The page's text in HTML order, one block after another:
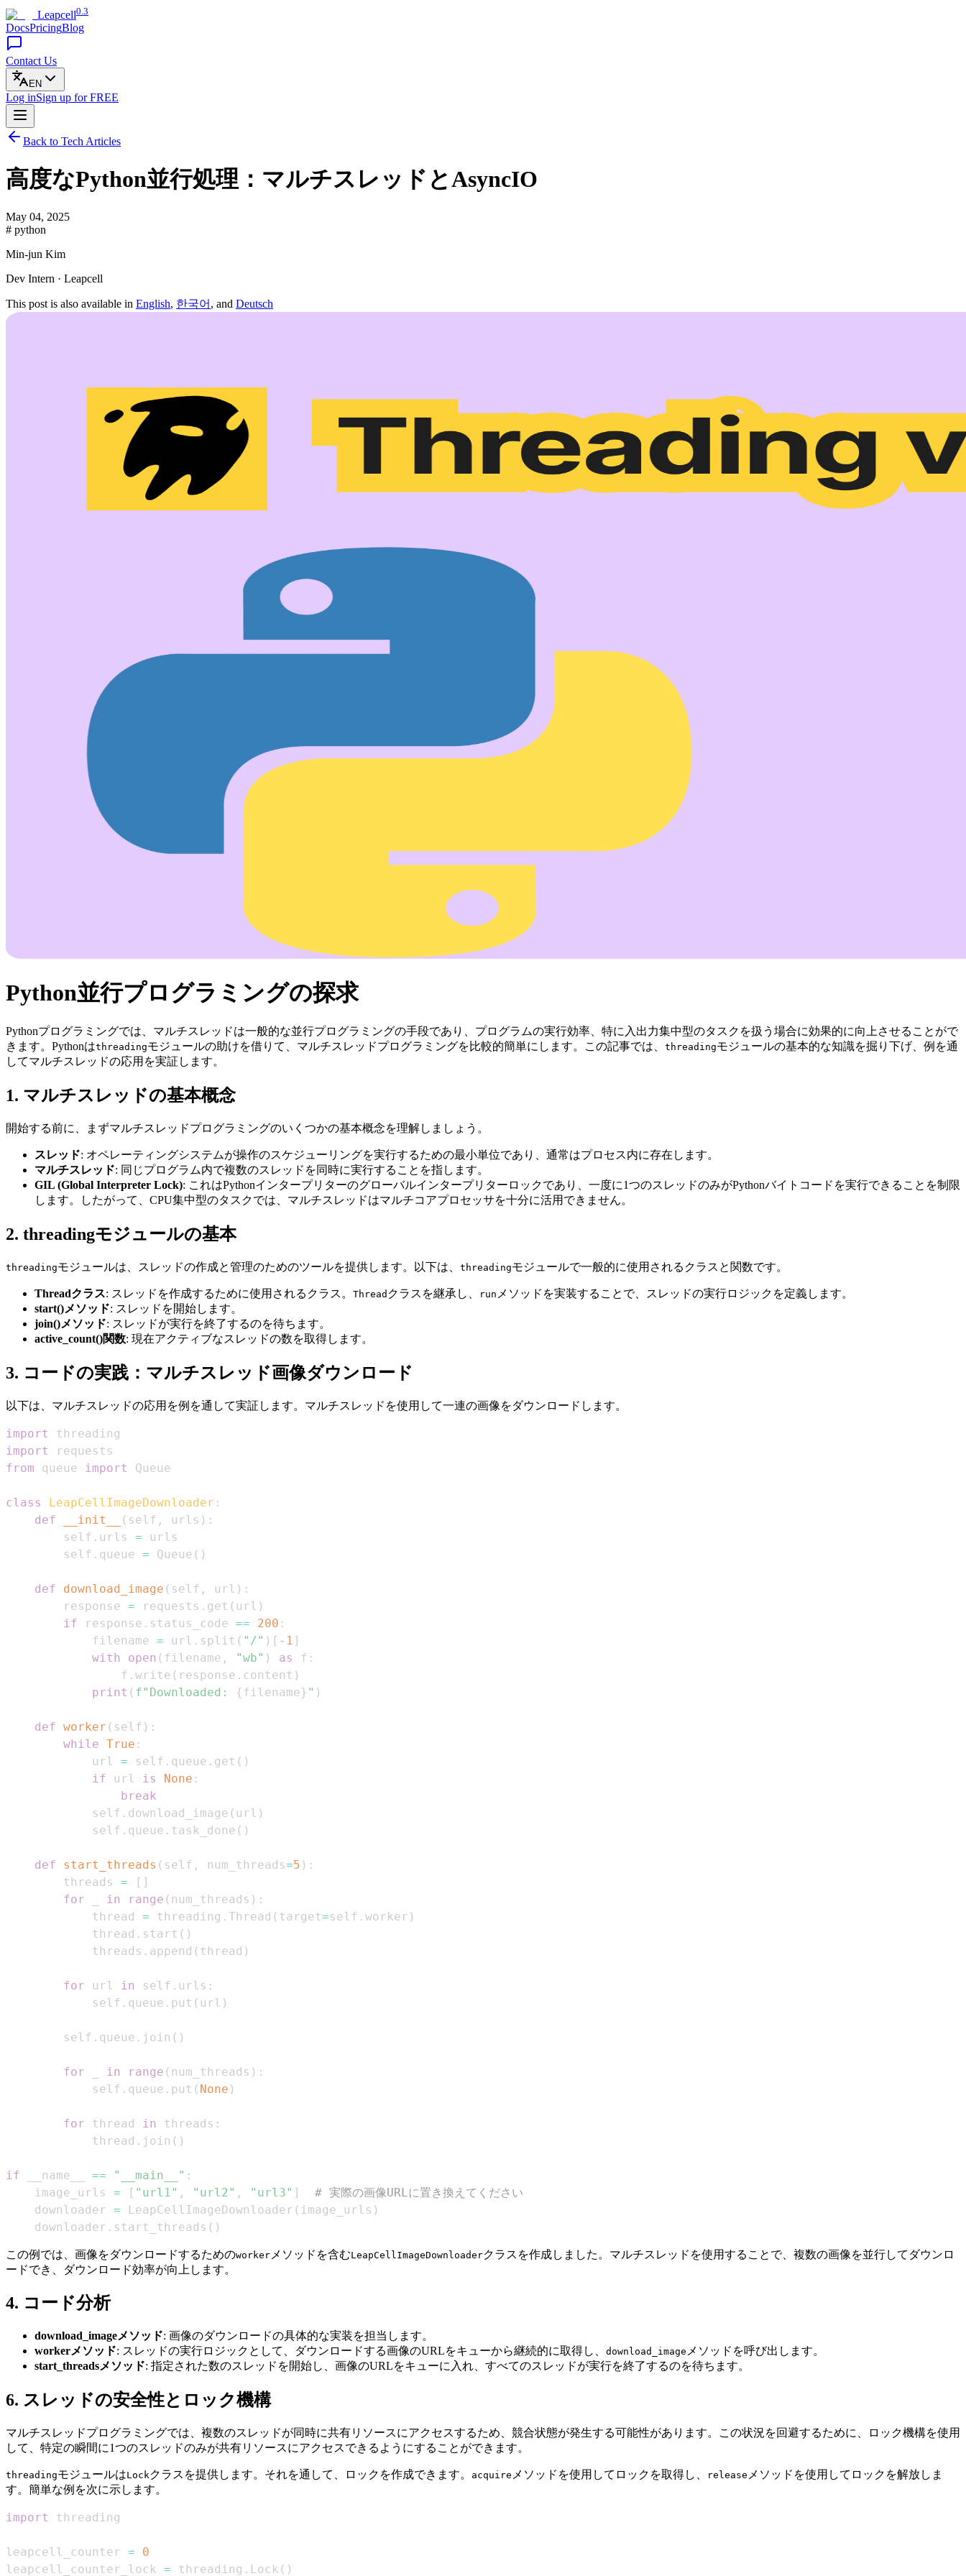
Leapcell0.3
DocsPricingBlog
Contact Us
EN
Log inSign up for FREE
Back to Tech Articles
高度なPython並行処理：マルチスレッドとAsyncIO
May 04, 2025
# python
Min-jun Kim
Dev Intern · Leapcell
This post is also available in English, 한국어 , and Deutsch
Python並行プログラミングの探求
Pythonプログラミングでは、マルチスレッドは一般的な並行プログラミングの手段であり、プログラムの実行効率、特に入出力集中型のタスクを扱う場合に効果的に向上させることがで
きます。Pythonはthreadingモジュールの助けを借りて、マルチスレッドプログラミングを比較的簡単にします。この記事では、 threadingモジュールの基本的な知識を掘り下げ、例を通
してマルチスレッドの応用を実証します。
1. マルチスレッドの基本概念
開始する前に、まずマルチスレッドプログラミングのいくつかの基本概念を理解しましょう。
スレッド: オペレーティングシステムが操作のスケジューリングを実行するための最小単位であり、通常はプロセス内に存在します。
マルチスレッド: 同じプログラム内で複数のスレッドを同時に実行することを指します。
GIL (Global Interpreter Lock): これはPythonインタープリターのグローバルインタープリターロックであり、一度に1つのスレッドのみがPythonバイトコードを実行できることを制限
します。したがって、CPU集中型のタスクでは、マルチスレッドはマルチコアプロセッサを十分に活用できません。
2. threadingモジュールの基本
threadingモジュールは、スレッドの作成と管理のためのツールを提供します。以下は、 threadingモジュールで一般的に使用されるクラスと関数です。
Threadクラス: スレッドを作成するために使用されるクラス。 Thread クラスを継承し、 run メソッドを実装することで、スレッドの実行ロジックを定義します。
start()メソッド: スレッドを開始します。
join()メソッド: スレッドが実行を終了するのを待ちます。
active_count()関数: 現在アクティブなスレッドの数を取得します。
3. コードの実践：マルチスレッド画像ダウンロード
以下は、マルチスレッドの応用を例を通して実証します。マルチスレッドを使用して一連の画像をダウンロードします。
import
import
from queue import
class LeapCellImageDownloader :
def
__init__ ( self , urls ) :
        self
. urls =
        self
. queue = Queue ( )
def download_image ( self , url ) :
        response
= requests . get ( url )
if response . status_code == 200 :
            filename
= url . split ( "/" ) [ - 1 ]
with
open ( filename , "wb" ) as f :
                f
. write ( response . content )
print ( f"Downloaded: {filename} " )
def worker ( self ) :
while True :
            url
= self . queue . get ( )
if url is None :
break
            self
. download_image ( url )
            self
. queue . task_done ( )
def start_threads ( self , num_threads=5 ) :
        threads
= [ ]
for
in range ( num_threads ) :
            thread
= threading . Thread ( target=self . worker )
            thread
. start ( )
            threads
. append ( thread )
for url in self . urls :
            self
. queue . put ( url )
        self
. queue . join ( )
for in range ( num_threads ) :
            self
. queue . put ( None )
for thread in threads :
            thread
. join ( )
if __name__ == "__main__" :
    image_urls
= [ "url1" , "url2" , "url3" ]
# 実際の画像URLに置き換えてください
    downloader
= LeapCellImageDownloader ( image_urls )
    downloader
. start_threads ( )
この例では、画像をダウンロードするためのworker メソッドを含むLeapCellImageDownloaderクラスを作成しました。マルチスレッドを使用することで、複数の画像を並行してダウンロ
ードでき、ダウンロード効率が向上します。
4. コード分析
download_imageメソッド: 画像のダウンロードの具体的な実装を担当します。
workerメソッド: スレッドの実行ロジックとして、ダウンロードする画像のURLをキューから継続的に取得し、 download_image メソッドを呼び出します。
start_threadsメソッド: 指定された数のスレッドを開始し、画像のURLをキューに入れ、すべてのスレッドが実行を終了するのを待ちます。
6. スレッドの安全性とロック機構
マルチスレッドプログラミングでは、複数のスレッドが同時に共有リソースにアクセスするため、競合状態が発生する可能性があります。この状況を回避するために、ロック機構を使用
して、特定の瞬間に1つのスレッドのみが共有リソースにアクセスできるようにすることができます。
threadingモジュールはLockクラスを提供します。それを通して、ロックを作成できます。 acquire メソッドを使用してロックを取得し、 release メソッドを使用してロックを解放しま
す。簡単な例を次に示します。
import
leapcell_counter =
0
leapcell_counter_lock = threading . Lock ( )